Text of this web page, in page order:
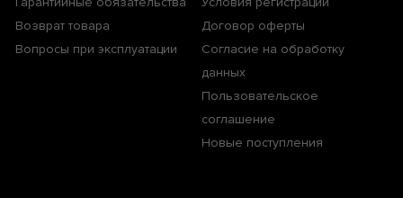
Возврат товара
Вопросы при эксплуатации
Договор оферты
Согласие на обработку
данных
Пользовательское
соглашение
Новые поступления